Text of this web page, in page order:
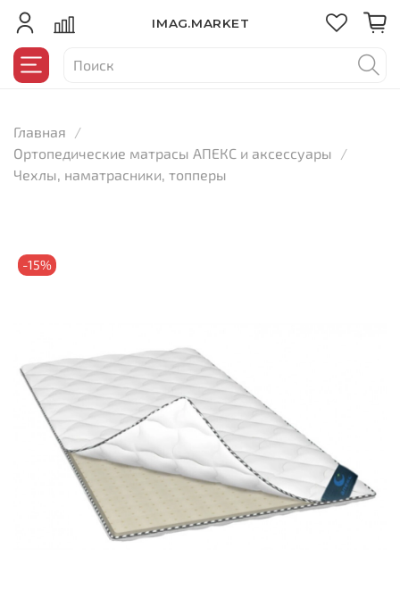
IMAG.MARKET
Главная
Ортопедические матрасы АПЕКС и аксессуары
Чехлы, наматрасники, топперы
-15%